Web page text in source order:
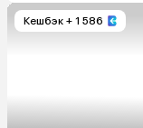
Кешбэк + 1 586